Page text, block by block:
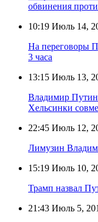
обвинения
10:19 Июль 14,
На переговоры
3 часа
13:15 Июль 13,
Владимир Путин
Хельсинки
22:45 Июль 12,
Лимузин
15:19 Июль 10,
Трамп назвал
21:43 Июль 5,